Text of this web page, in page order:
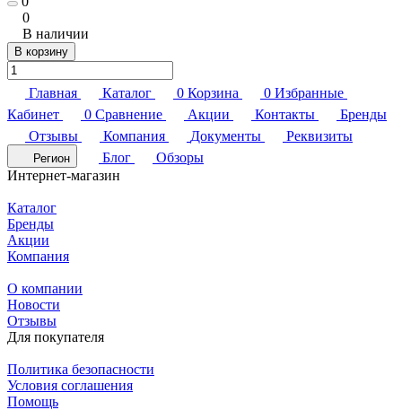
0
В наличии
В корзину
Главная Каталог 0 Корзина 0 Избранные
Кабинет
0 Сравнение Акции Контакты
Бренды
Отзывы
Компания Документы Реквизиты
Регион Блог
Обзоры
Интернет-магазин
Каталог
Бренды
Акции
Компания
О компании
Новости
Отзывы
Для покупателя
Политика безопасности
Условия соглашения
Помощь